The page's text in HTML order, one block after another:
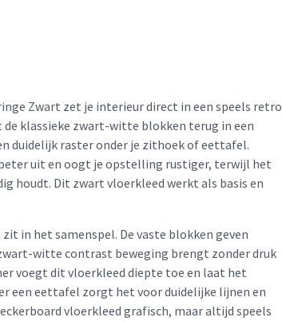
Zwart zet je interieur direct in een speels retro
klassieke zwart-witte blokken terug in een
duidelijk raster onder je zithoek of eettafel.
uit en oogt je opstelling rustiger, terwijl het
houdt. Dit zwart vloerkleed werkt als basis en
in het samenspel. De vaste blokken geven
witte contrast beweging brengt zonder druk
voegt dit vloerkleed diepte toe en laat het
een eettafel zorgt het voor duidelijke lijnen en
vloerkleed grafisch, maar altijd speels